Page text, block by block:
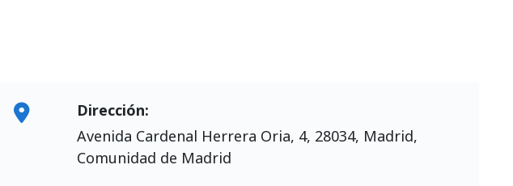
Dirección:
Avenida Cardenal Herrera Oria, 4, 28034, Madrid,
Comunidad de Madrid